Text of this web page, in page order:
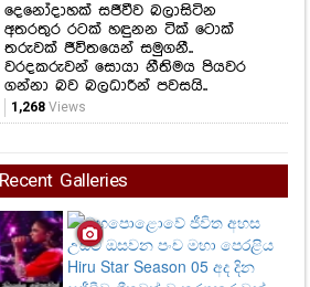
දෙනෝදාහක් සජීවීව බලාසිටින
අතරතුර රටක් හඳුනන ටික් ටොක්
තරුවක් ජීවිතයෙන් සමුගනී..
වරදකරුවන් සොයා නීතිමය පියවර
ගන්නා බව බලධාරීන් පවසයි..
1,268Views
Recent Galleries